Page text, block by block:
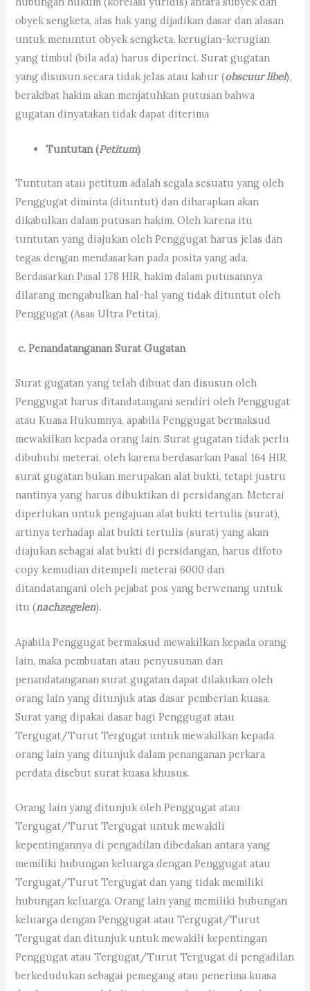
obyek sengketa, alas hak yang dijadikan dasar dan alasan
untuk menuntut obyek sengketa, kerugian-kerugian
yang timbul (bila ada) harus diperinci. Surat gugatan
yang disusun secara tidak jelas atau kabur (obscuur libel),
berakibat hakim akan menjatuhkan putusan bahwa
gugatan dinyatakan tidak dapat diterima
Tuntutan (Petitum)
Tuntutan atau petitum adalah segala sesuatu yang oleh
Penggugat diminta (dituntut) dan diharapkan akan
dikabulkan dalam putusan hakim. Oleh karena itu
tuntutan yang diajukan oleh Penggugat harus jelas dan
tegas dengan mendasarkan pada posita yang ada.
Berdasarkan Pasal 178 HIR, hakim dalam putusannya
dilarang mengabulkan hal-hal yang tidak dituntut oleh
Penggugat (Asas Ultra Petita).
c. Penandatanganan Surat Gugatan
Surat gugatan yang telah dibuat dan disusun oleh
Penggugat harus ditandatangani sendiri oleh Penggugat
atau Kuasa Hukumnya, apabila Penggugat bermaksud
mewakilkan kepada orang lain. Surat gugatan tidak perlu
dibubuhi meterai, oleh karena berdasarkan Pasal 164 HIR,
surat gugatan bukan merupakan alat bukti, tetapi justru
nantinya yang harus dibuktikan di persidangan. Meterai
diperlukan untuk pengajuan alat bukti tertulis (surat),
artinya terhadap alat bukti tertulis (surat) yang akan
diajukan sebagai alat bukti di persidangan, harus difoto
copy kemudian ditempeli meterai 6000 dan
ditandatangani oleh pejabat pos yang berwenang untuk
itu (nachzegelen).
Apabila Penggugat bermaksud mewakilkan kepada orang
lain, maka pembuatan atau penyusunan dan
penandatanganan surat gugatan dapat dilakukan oleh
orang lain yang ditunjuk atas dasar pemberian kuasa.
Surat yang dipakai dasar bagi Penggugat atau
Tergugat/Turut Tergugat untuk mewakilkan kepada
orang lain yang ditunjuk dalam penanganan perkara
perdata disebut surat kuasa khusus.
Orang lain yang ditunjuk oleh Penggugat atau
Tergugat/Turut Tergugat untuk mewakili
kepentingannya di pengadilan dibedakan antara yang
memiliki hubungan keluarga dengan Penggugat atau
Tergugat/Turut Tergugat dan yang tidak memiliki
hubungan keluarga. Orang lain yang memiliki hubungan
keluarga dengan Penggugat atau Tergugat/Turut
Tergugat dan ditunjuk untuk mewakili kepentingan
Penggugat atau Tergugat/Turut Tergugat di pengadilan
berkedudukan sebagai pemegang atau penerima kuasa